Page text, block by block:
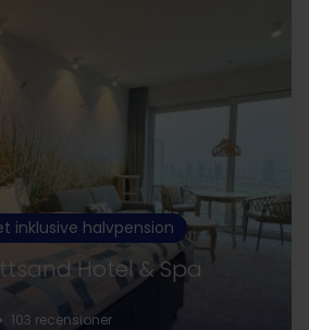
inklusive halvpension
Hotel & Spa
103 recensioner